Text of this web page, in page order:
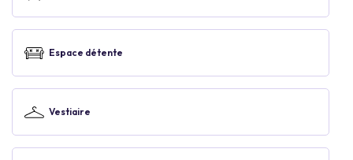
Espace détente
Vestiaire